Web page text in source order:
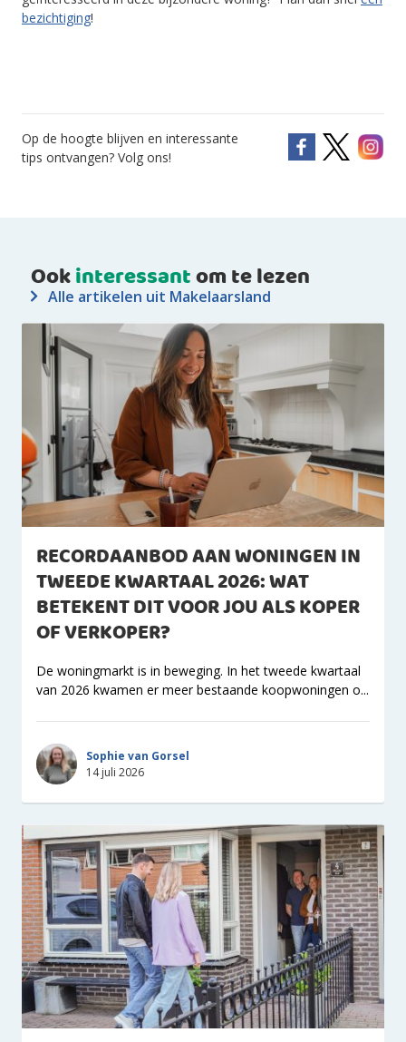
bezichtiging!
Op de hoogte blijven en interessante
tips ontvangen? Volg ons!
Ookinteressantom te lezen
Alle artikelen uit Makelaarsland
RECORDAANBOD AAN WONINGEN IN
TWEEDE KWARTAAL 2026: WAT
BETEKENT DIT VOOR JOU ALS KOPER
OF VERKOPER?
De woningmarkt is in beweging. In het tweede kwartaal
van 2026 kwamen er meer bestaande koopwoningen o...
Sophie van Gorsel
14 juli 2026